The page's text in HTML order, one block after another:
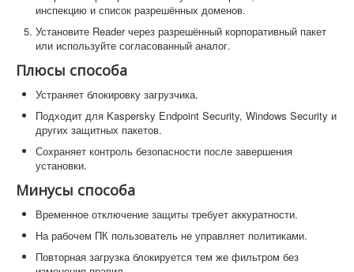
инспекцию и список разрешённых доменов.
Установите Reader через разрешённый корпоративный пакет
или используйте согласованный аналог.
Плюсы способа
Устраняет блокировку загрузчика.
Подходит для Kaspersky Endpoint Security, Windows Security и
других защитных пакетов.
Сохраняет контроль безопасности после завершения
установки.
Минусы способа
Временное отключение защиты требует аккуратности.
На рабочем ПК пользователь не управляет политиками.
Повторная загрузка блокируется тем же фильтром без